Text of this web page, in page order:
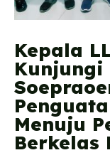
Kepala
Kunjungi
Menuju
Berkelas